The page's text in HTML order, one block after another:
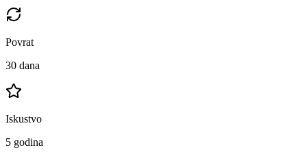
Povrat
30 dana
Iskustvo
5 godina